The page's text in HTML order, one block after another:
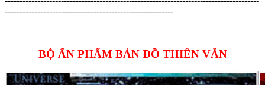
---------------------------------------------------------
BỘ ẤN PHẨM BẢN ĐỒ THIÊN VĂN